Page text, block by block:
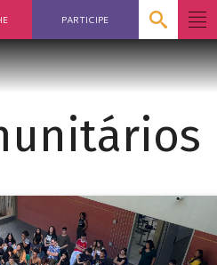
PARTICIPE